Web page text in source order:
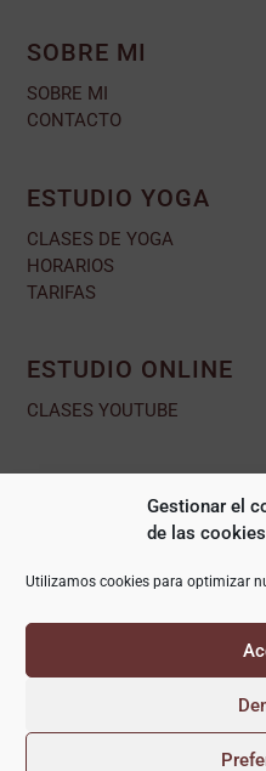
Gestionar el
de las cookies
Utilizamos cookies para optimizar
SOBRE MI
SOBRE MI
CONTACTO
ESTUDIO YOGA
CLASES DE YOGA
HORARIOS
TARIFAS
ESTUDIO ONLINE
CLASES YOUTUBE
ÁREA ALUMNO
© YogaKevala2026